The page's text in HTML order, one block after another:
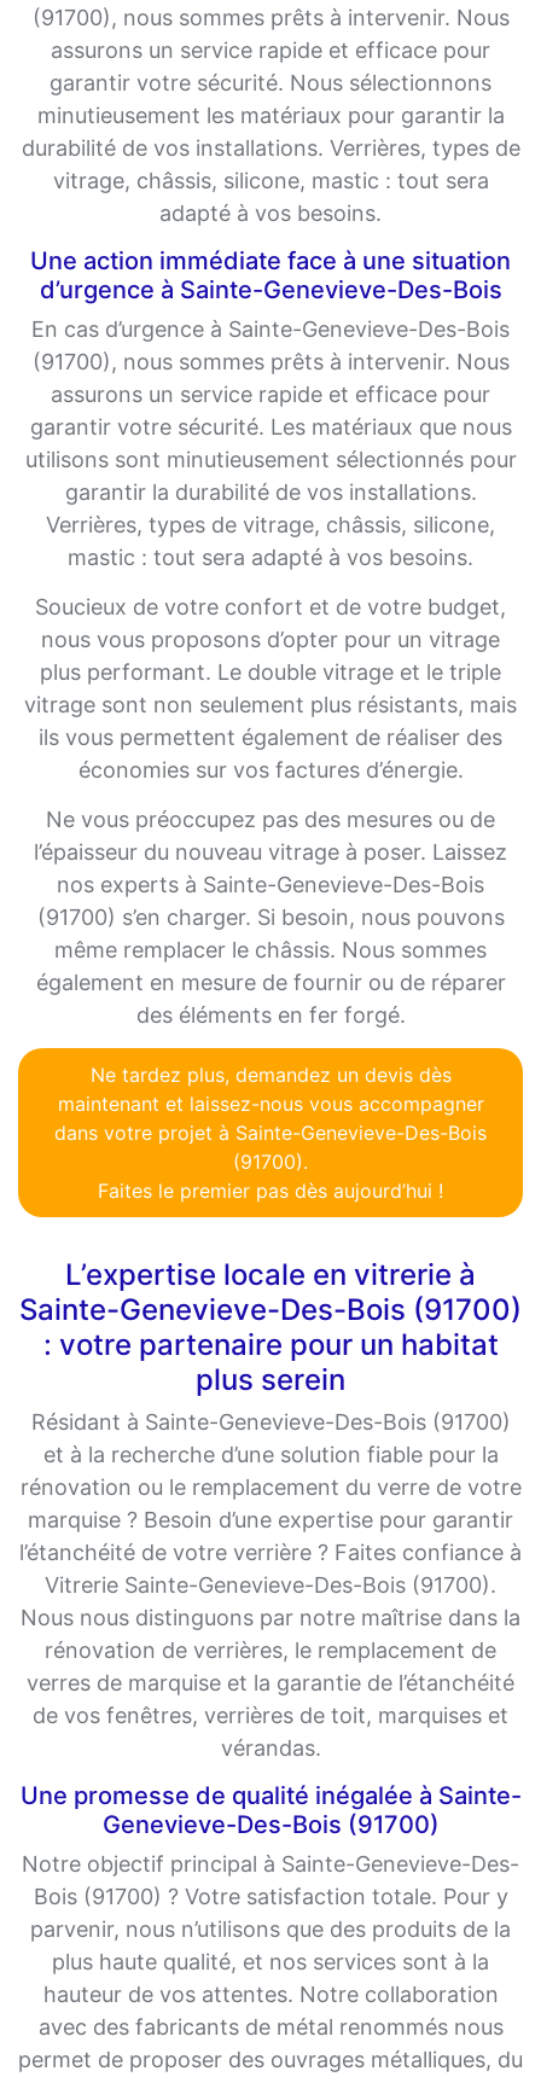
(91700), nous sommes prêts à intervenir. Nous
assurons un service rapide et efficace pour
garantir votre sécurité. Nous sélectionnons
minutieusement les matériaux pour garantir la
durabilité de vos installations. Verrières, types de
vitrage, châssis, silicone, mastic : tout sera
adapté à vos besoins.
Une action immédiate face à une situation
d’urgence à Sainte-Genevieve-Des-Bois
En cas d’urgence à Sainte-Genevieve-Des-Bois
(91700), nous sommes prêts à intervenir. Nous
assurons un service rapide et efficace pour
garantir votre sécurité. Les matériaux que nous
utilisons sont minutieusement sélectionnés pour
garantir la durabilité de vos installations.
Verrières, types de vitrage, châssis, silicone,
mastic : tout sera adapté à vos besoins.
Soucieux de votre confort et de votre budget,
nous vous proposons d’opter pour un vitrage
plus performant. Le double vitrage et le triple
vitrage sont non seulement plus résistants, mais
ils vous permettent également de réaliser des
économies sur vos factures d’énergie.
Ne vous préoccupez pas des mesures ou de
l’épaisseur du nouveau vitrage à poser. Laissez
nos experts à Sainte-Genevieve-Des-Bois
(91700) s’en charger. Si besoin, nous pouvons
même remplacer le châssis. Nous sommes
également en mesure de fournir ou de réparer
des éléments en fer forgé.
Ne tardez plus, demandez un devis dès
maintenant et laissez-nous vous accompagner
dans votre projet à Sainte-Genevieve-Des-Bois
(91700).
Faites le premier pas dès aujourd’hui !
L’expertise locale en vitrerie à
Sainte-Genevieve-Des-Bois (91700)
: votre partenaire pour un habitat
plus serein
Résidant à Sainte-Genevieve-Des-Bois (91700)
et à la recherche d’une solution fiable pour la
rénovation ou le remplacement du verre de votre
marquise ? Besoin d’une expertise pour garantir
l’étanchéité de votre verrière ? Faites confiance à
Vitrerie Sainte-Genevieve-Des-Bois (91700).
Nous nous distinguons par notre maîtrise dans la
rénovation de verrières, le remplacement de
verres de marquise et la garantie de l’étanchéité
de vos fenêtres, verrières de toit, marquises et
vérandas.
Une promesse de qualité inégalée à Sainte-
Genevieve-Des-Bois (91700)
Notre objectif principal à Sainte-Genevieve-Des-
Bois (91700) ? Votre satisfaction totale. Pour y
parvenir, nous n’utilisons que des produits de la
plus haute qualité, et nos services sont à la
hauteur de vos attentes. Notre collaboration
avec des fabricants de métal renommés nous
permet de proposer des ouvrages métalliques, du